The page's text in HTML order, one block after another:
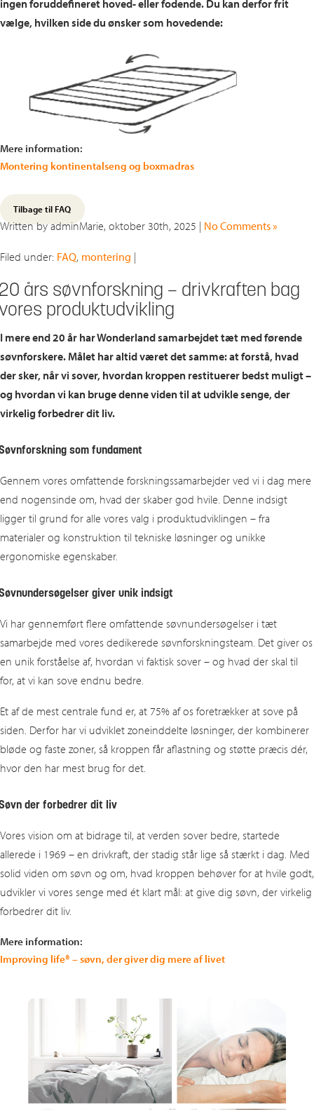
ingen foruddefineret hoved- eller fodende. Du kan derfor frit
vælge, hvilken side du ønsker som hovedende:
Mere information:
Montering kontinentalseng og boxmadras
Tilbage til FAQ
Written by adminMarie, oktober 30th, 2025 | No Comments »
Filed under: FAQ, montering |
års søvnforskning – drivkraften bag
produktudvikling
I mere end 20 år har Wonderland samarbejdet tæt med førende
søvnforskere. Målet har altid været det samme: at forstå, hvad
der sker, når vi sover, hvordan kroppen restituerer bedst muligt –
og hvordan vi kan bruge denne viden til at udvikle senge, der
virkelig forbedrer dit liv.
som fundament
Gennem vores omfattende forskningssamarbejder ved vi i dag mere
end nogensinde om, hvad der skaber god hvile. Denne indsigt
ligger til grund for alle vores valg i produktudviklingen – fra
materialer og konstruktion til tekniske løsninger og unikke
ergonomiske egenskaber.
giver unik indsigt
Vi har gennemført flere omfattende søvnundersøgelser i tæt
samarbejde med vores dedikerede søvnforskningsteam. Det giver os
en unik forståelse af, hvordan vi faktisk sover – og hvad der skal til
for, at vi kan sove endnu bedre.
Et af de mest centrale fund er, at 75% af os foretrækker at sove på
siden. Derfor har vi udviklet zoneinddelte løsninger, der kombinerer
bløde og faste zoner, så kroppen får aflastning og støtte præcis dér,
hvor den har mest brug for det.
der forbedrer dit liv
Vores vision om at bidrage til, at verden sover bedre, startede
allerede i 1969 – en drivkraft, der stadig står lige så stærkt i dag. Med
solid viden om søvn og om, hvad kroppen behøver for at hvile godt,
udvikler vi vores senge med ét klart mål: at give dig søvn, der virkelig
forbedrer dit liv.
Mere information:
Improving life® – søvn, der giver dig mere af livet